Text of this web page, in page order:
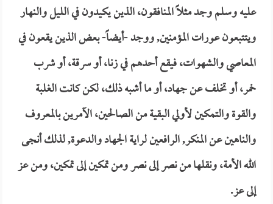
عليه وسلم وجد مثلاً المنافقون، الذين يكيدون في الليل والنهار
ويتتبعون عورات المؤمنين, ووجد -أيضاً- بعض الذين يقعون في
المعاصي والشهوات، فيقع أحدهم في زنا، أو سرقة، أو شرب
خمر، أو تخلف عن جهاد، أو ما أشبه ذلك، لكن كانت الغلبة
والقوة والتمكين لأولي البقية من الصالحين، الآمرين بالمعروف
والناهين عن المنكر, الرافعين لراية الجهاد والدعوة, لذلك أنجى
الله الأمة، ونقلها من نصر إلى نصر ومن تمكين إلى تمكين، ومن عز
إلى عز.